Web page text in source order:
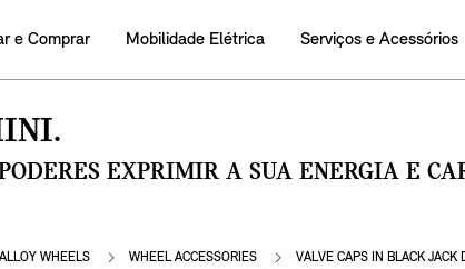
e Comprar Mobilidade Elétrica Serviços e Acessórios
EXPRIMIR A SUA ENERGIA E
ALLOY WHEELS WHEEL ACCESSORIES VALVE CAPS IN BLACK JACK